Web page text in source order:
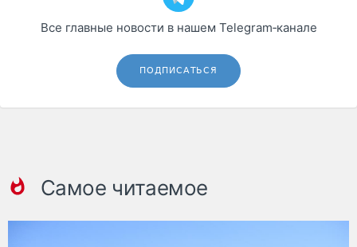
Все главные новости в нашем Telegram‑канале
ПОДПИСАТЬСЯ
Самое читаемое